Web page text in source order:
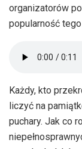
organizatorów
popularność
Każdy, kto
liczyć na
puchary. Jak co